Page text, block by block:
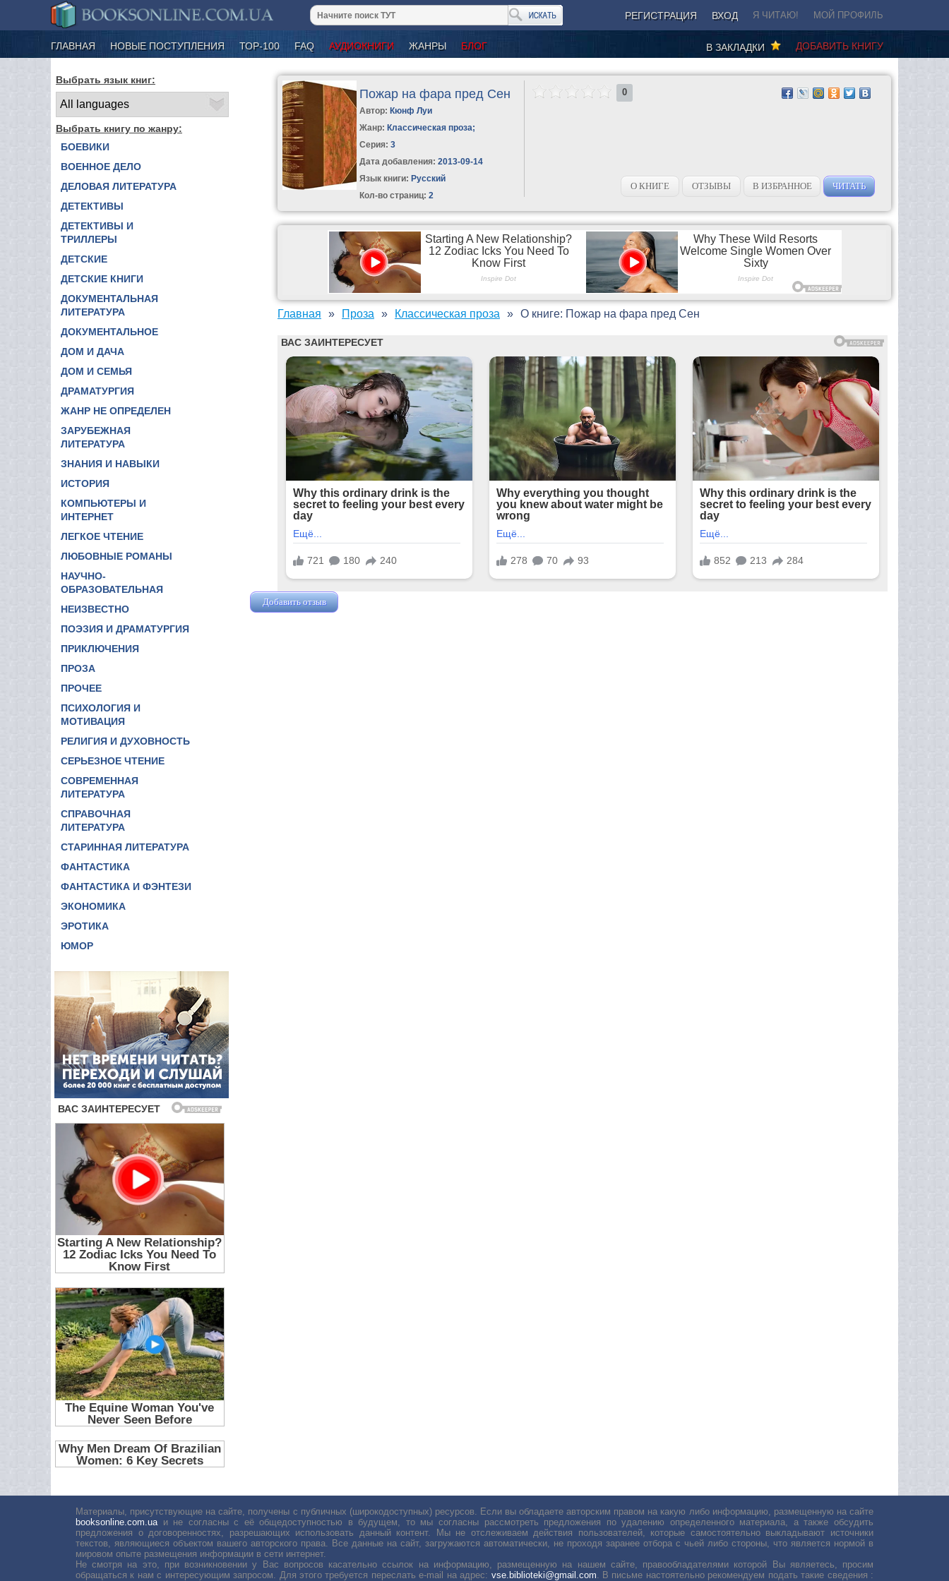
РЕГИСТРАЦИЯ ВХОД Я ЧИТАЮ! МОЙ ПРОФИЛЬ
ГЛАВНАЯ НОВЫЕ ПОСТУПЛЕНИЯ ТОР-100 FAQ АУДИОКНИГИ ЖАНРЫ БЛОГ ДОБАВИТЬ КНИГУ
В ЗАКЛАДКИ
Выбрать язык книг:
Выбрать книгу по жанру:
БОЕВИКИ
ВОЕННОЕ ДЕЛО
ДЕЛОВАЯ ЛИТЕРАТУРА
ДЕТЕКТИВЫ
ДЕТЕКТИВЫ И
ТРИЛЛЕРЫ
ДЕТСКИЕ
ДЕТСКИЕ КНИГИ
ДОКУМЕНТАЛЬНАЯ
ЛИТЕРАТУРА
ДОКУМЕНТАЛЬНОЕ
ДОМ И ДАЧА
ДОМ И СЕМЬЯ
ДРАМАТУРГИЯ
ЖАНР НЕ ОПРЕДЕЛЕН
ЗАРУБЕЖНАЯ
ЛИТЕРАТУРА
ЗНАНИЯ И НАВЫКИ
ИСТОРИЯ
КОМПЬЮТЕРЫ И
ИНТЕРНЕТ
ЛЕГКОЕ ЧТЕНИЕ
ЛЮБОВНЫЕ РОМАНЫ
НАУЧНО-
ОБРАЗОВАТЕЛЬНАЯ
НЕИЗВЕСТНО
ПОЭЗИЯ И ДРАМАТУРГИЯ
ПРИКЛЮЧЕНИЯ
ПРОЗА
ПРОЧЕЕ
ПСИХОЛОГИЯ И
МОТИВАЦИЯ
РЕЛИГИЯ И ДУХОВНОСТЬ
СЕРЬЕЗНОЕ ЧТЕНИЕ
СОВРЕМЕННАЯ
ЛИТЕРАТУРА
СПРАВОЧНАЯ
ЛИТЕРАТУРА
СТАРИННАЯ ЛИТЕРАТУРА
ФАНТАСТИКА
ФАНТАСТИКА И ФЭНТЕЗИ
ЭКОНОМИКА
ЭРОТИКА
ЮМОР
Пожар на фара пред Сен
Автор: Кюнф Луи
Жанр: Классическая проза;
Серия:3
Дата добавления: 2013-09-14
Язык книги: Русский
Кол-во страниц: 2
0
О КНИГЕ ОТЗЫВЫ В ИЗБРАННОЕ ЧИТАТЬ
Главная Проза Классическая проза О книге: Пожар на фара пред Сен
Добавить отзыв
Материалы, присутствующие на сайте, получены с публичных (широкодоступных) ресурсов. Если вы обладаете авторским правом на какую либо информацию, размещенную на сайте
booksonline.com.ua и не согласны с её общедоступностью в будущем, то мы согласны рассмотреть предложения по удалению определенного материала, а также обсудить
предложения о договоренностях, разрешающих использовать данный контент. Мы не отслеживаем действия пользователей, которые самостоятельно выкладывают источники
текстов, являющиеся объектом вашего авторского права. Все данные на сайт, загружаются автоматически, не проходя заранее отбора с чьей либо стороны, что является нормой в
мировом опыте размещения информации в сети интернет.
Не смотря на это, при возникновении у Вас вопросов касательно ссылок на информацию, размещенную на нашем сайте, правообладателями которой Вы являетесь, просим
обращаться к нам с интересующим запросом. Для этого требуется переслать е-mail на адрес: vse.biblioteki@gmail.com . В письме настоятельно рекомендуем подать такие сведения :